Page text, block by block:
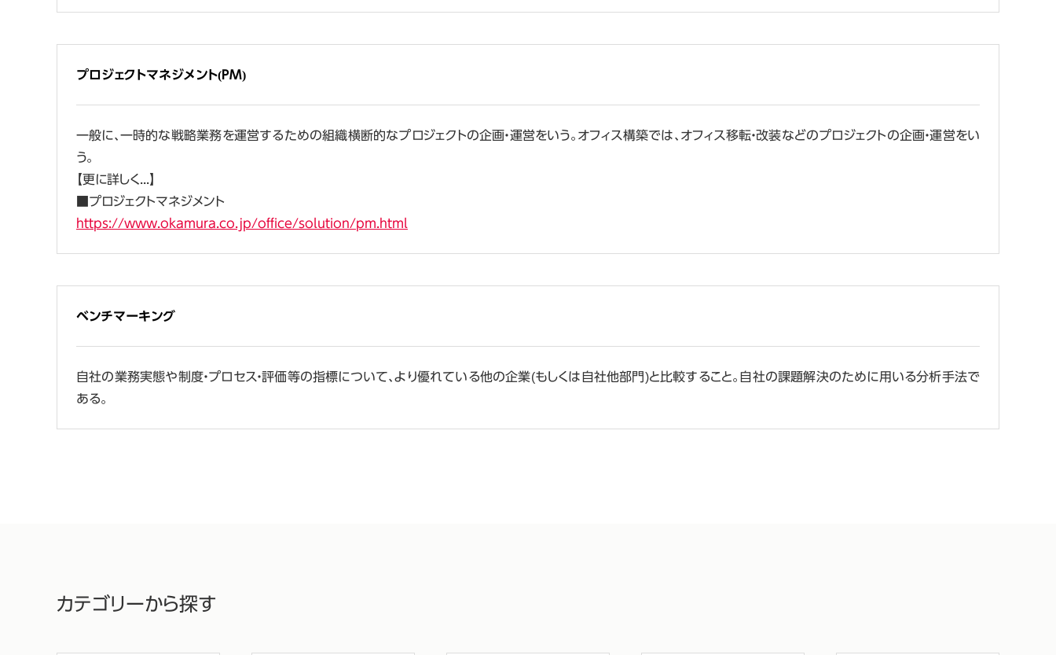
プロジェクトマネジメント(PM)
一般に、一時的な戦略業務を運営するための組織横断的なプロジェクトの企画・運営をいう。オフィス構築では、オフィス移転・改装などのプロジェクトの企画・運営をい
う。
【更に詳しく...】
■プロジェクトマネジメント
https://www.okamura.co.jp/office/solution/pm.html
ベンチマーキング
自社の業務実態や制度・プロセス・評価等の指標について、より優れている他の企業(もしくは自社他部門)と比較すること。自社の課題解決のために用いる分析手法で
ある。
カテゴリーから探す